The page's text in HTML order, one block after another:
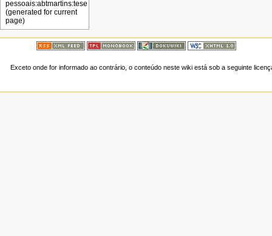
Exceto onde for informado ao contrário, o conteúdo neste wiki está sob a seguinte